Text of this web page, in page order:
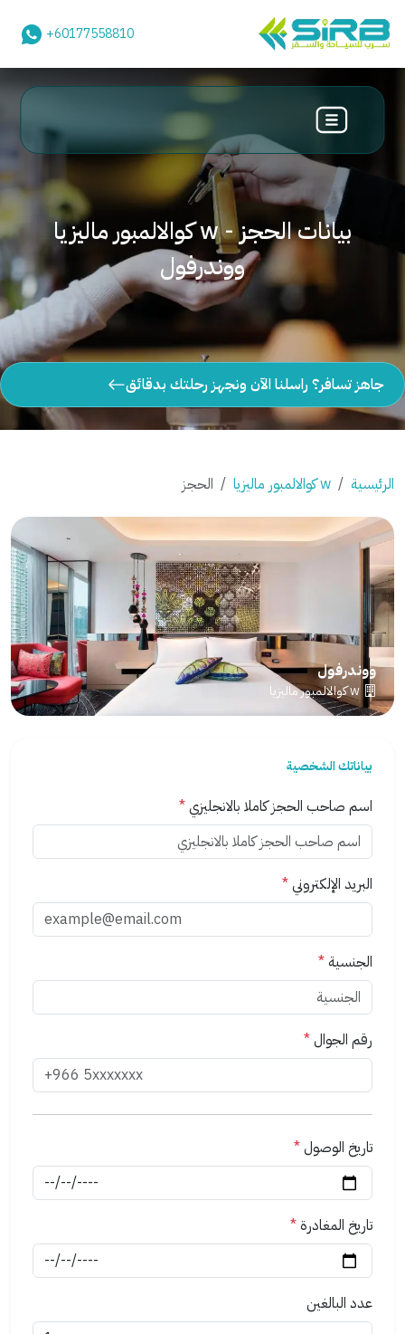
+60177558810
بيانات الحجز - w كوالالمبور ماليزيا
ووندرفول
جاهز تسافر؟ راسلنا الآن ونجهز رحلتك بدقائق
الرئيسية w كوالالمبور ماليزيا الحجز
ووندرفول
w كوالالمبور ماليزيا
بياناتك الشخصية
اسم صاحب الحجز كاملا بالانجليزي*
البريد الإلكتروني*
الجنسية *
رقم الجوال*
تاريخ الوصول*
تاريخ المغادرة*
عدد البالغين